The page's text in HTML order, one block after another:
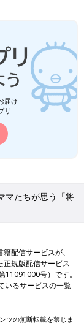
届け
リ
マたちが思う「将
配信サービスが、
正規版配信サービス
11091000号）です。
いるサービスの一覧
ツの無断転載を禁じま